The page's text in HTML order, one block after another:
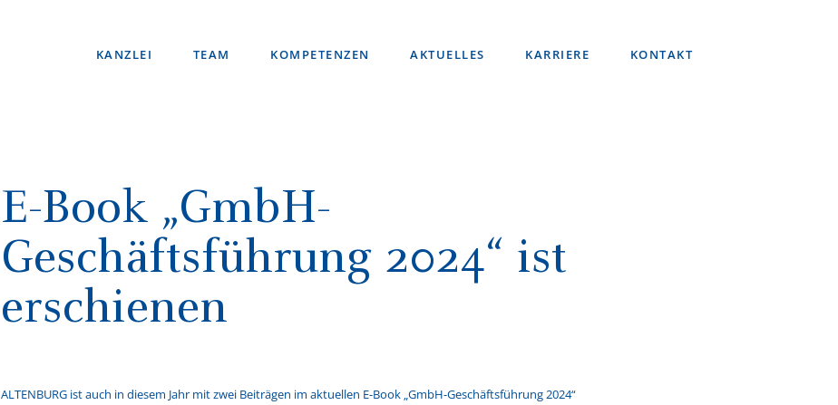
KANZLEI TEAM KOMPETENZEN AKTUELLES KARRIERE KONTAKT
E-Book „GmbH-
Geschäftsführung 2024“ ist
erschienen
ALTENBURG ist auch in diesem Jahr mit zwei Beiträgen im aktuellen E-Book „GmbH-Geschäftsführung 2024“